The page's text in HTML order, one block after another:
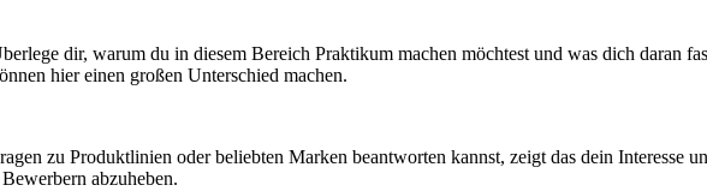
dir, warum du in diesem Bereich Praktikum machen möchtest und was dich daran
hier einen großen Unterschied machen.
zu Produktlinien oder beliebten Marken beantworten kannst, zeigt das dein Interesse
abzuheben.